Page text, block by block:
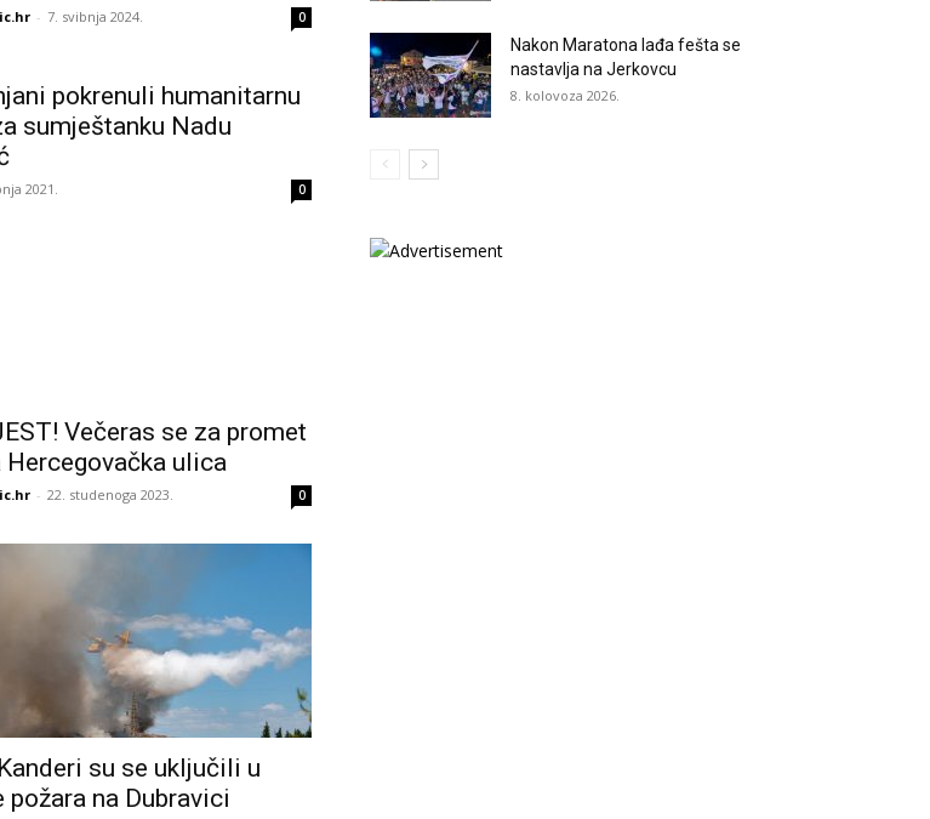
- 7. svibnja 2024. 0
pokrenuli humanitarnu
sumještanku Nadu
2021. 0
Večeras se za promet
Hercegovačka ulica
- 22. studenoga 2023. 0
su se uključili u
požara na Dubravici
Nakon Maratona lađa fešta se
nastavlja na Jerkovcu
8. kolovoza 2026.